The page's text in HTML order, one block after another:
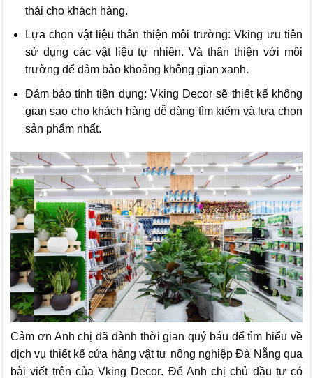
thái cho khách hàng.
Lựa chọn vật liệu thân thiện môi trường: Vking ưu tiên
sử dụng các vật liệu tự nhiên. Và thân thiện với môi
trường để đảm bảo khoảng không gian xanh.
Đảm bảo tính tiện dụng: Vking Decor sẽ thiết kế không
gian sao cho khách hàng dễ dàng tìm kiếm và lựa chọn
sản phẩm nhất.
Cảm ơn Anh chị đã dành thời gian quý báu để tìm hiểu về
dịch vụ thiết kế cửa hàng vật tư nông nghiệp Đà Nẵng qua
bài viết trên của Vking Decor. Để Anh chị chủ đầu tư có